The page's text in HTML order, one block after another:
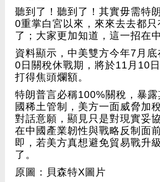
聽到了！聽到了！其實毋需特
0重掌白宮以來，來來去去都
了；大家更加知道，這一招在
資料顯示，中美雙方今年7月
0日關稅休戰期，將於11月10
打得焦頭爛額。
特朗普言必稱100%關稅，暴
國稀土管制，美方一面威脅加
對話意願，顯見只是對現實妥
在中國產業韌性與戰略反制面
即，若美方真想避免貿易戰升
了。
原圖：貝森特X圖片